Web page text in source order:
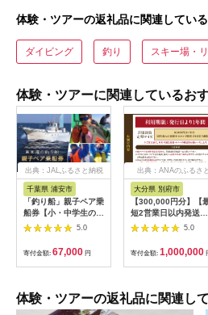
体験・ツアーの返礼品に関連してい
ダイビング 釣り スキー場・
体験・ツアーに関連しているお
出典：JALふるさと納税
千葉県 浦安市
「釣り船」親子ペア乗
船券【小・中学生のお
子様】
5.0
寄付金額: 67,000 円
出典：ANAのふるさと
大分県 別府市
【300,000円分】【
短2営業日以内発送】
別府市内の旅館やホテ
ルで使用できる宿泊補
助券 楽しい旅の思い
出を！ 宿泊券 大分県
別府市 3000円
円 30万円 ホテル 旅
館 温泉 旅行 観光 ト
5.0
寄付金額: 1,000,000
体験・ツアーの返礼品に関連し